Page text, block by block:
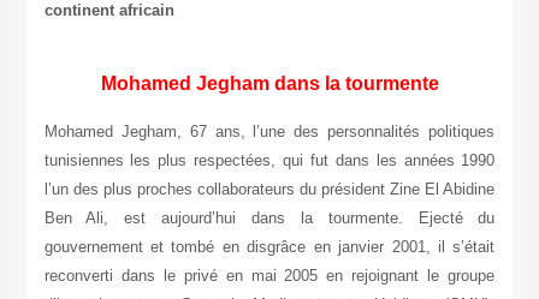
continent africain
Mohamed Jegham dans la tourmente
Mohamed Jegham, 67 ans, l’une des personnalités politiques
tunisiennes les plus respectées, qui fut dans les années 1990
l’un des plus proches collaborateurs du président Zine El Abidine
Ben Ali, est aujourd’hui dans la tourmente. Ejecté du
gouvernement et tombé en disgrâce en janvier 2001, il s’était
reconverti dans le privé en mai 2005 en rejoignant le groupe